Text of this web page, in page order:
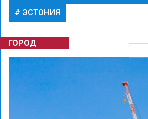
ЭСТОНИЯ
ГОРОД